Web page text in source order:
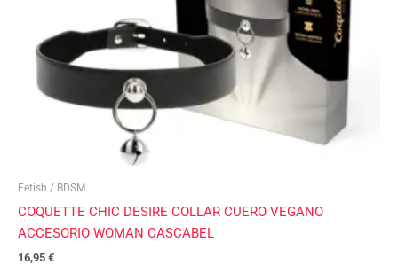
Fetish / BDSM
COQUETTE CHIC DESIRE COLLAR CUERO VEGANO
ACCESORIO WOMAN CASCABEL
16,95 €